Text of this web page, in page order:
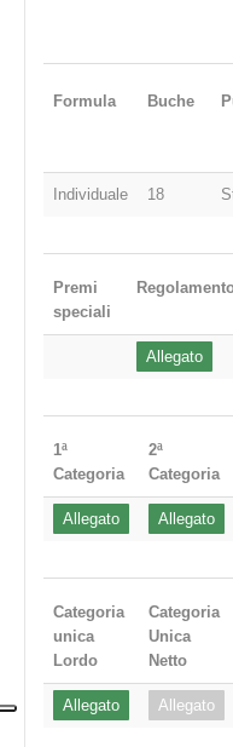
Formula Buche
Individuale 18
Premi
speciali
Allegato
1ª
Categoria
2ª
Categoria
Allegato Allegato
Categoria
unica
Lordo
Categoria
Unica
Netto
Allegato Allegato